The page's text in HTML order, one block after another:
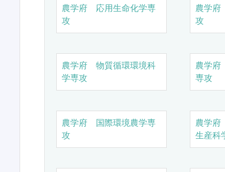
農学府 応用生命化学専
攻
農学
攻
農学府 物質循環環境科
学専攻
農学
専攻
農学府 国際環境農学専
攻
農学
生産科